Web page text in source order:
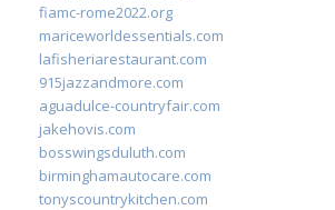
fiamc-rome2022.org
mariceworldessentials.com
lafisheriarestaurant.com
915jazzandmore.com
aguadulce-countryfair.com
jakehovis.com
bosswingsduluth.com
birminghamautocare.com
tonyscountrykitchen.com